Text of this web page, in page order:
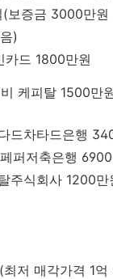
보증금 3000만
)
드 1800만원
탈 1500만
타드은행
축은행 6900
회사 1200만
저 매각가격 1